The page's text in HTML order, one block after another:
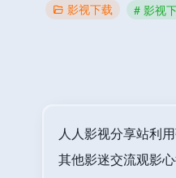
影视下载 # 影视
人人影视分享站利
其他影迷交流观影